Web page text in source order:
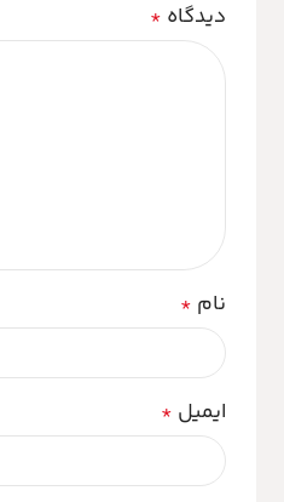
دیدگاه *
نام *
ایمیل *